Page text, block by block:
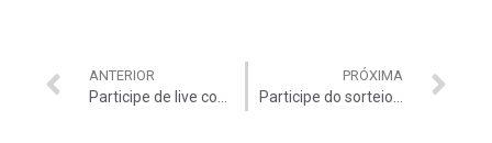
ANTERIOR PRÓXIMA